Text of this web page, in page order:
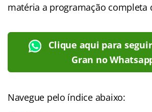
matéria a programação completa
Clique aqui para
Gran no
Navegue pelo índice abaixo: